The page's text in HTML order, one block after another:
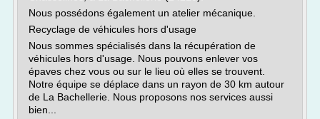
Nous possédons également un atelier mécanique.
Recyclage de véhicules hors d'usage
Nous sommes spécialisés dans la récupération de
véhicules hors d'usage. Nous pouvons enlever vos
épaves chez vous ou sur le lieu où elles se trouvent.
Notre équipe se déplace dans un rayon de 30 km autour
de La Bachellerie. Nous proposons nos services aussi
bien...